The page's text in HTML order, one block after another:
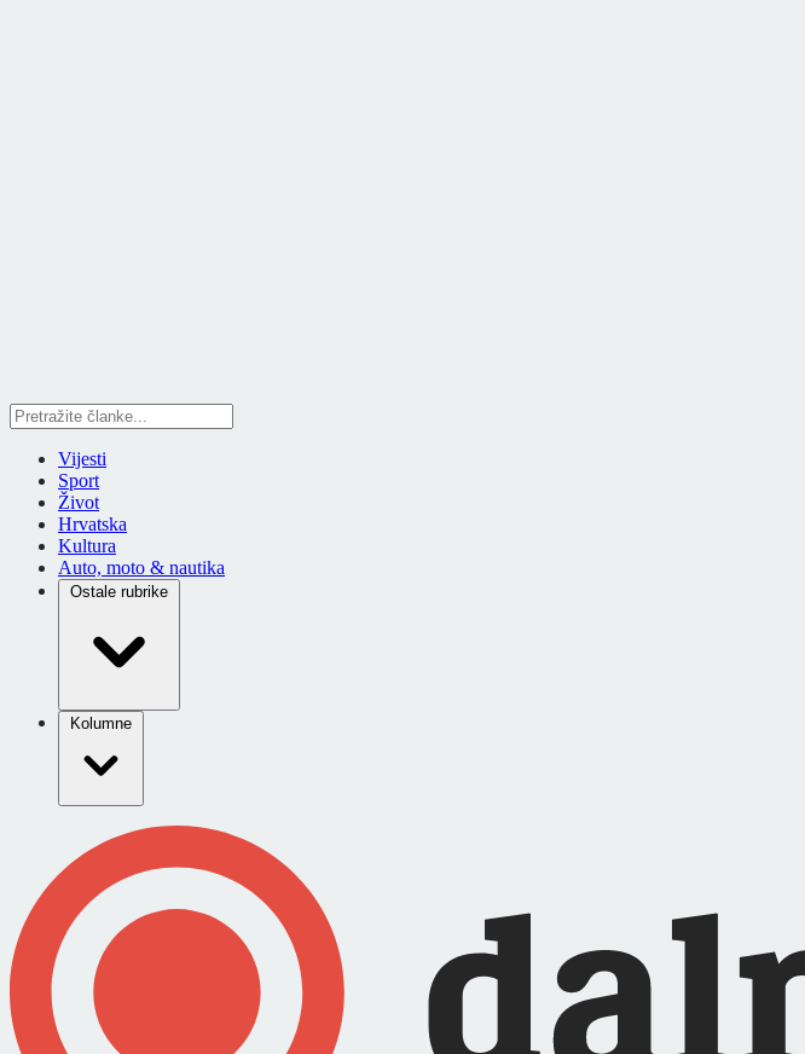
Vijesti
Sport
Život
Hrvatska
Kultura
Auto, moto & nautika
Ostale rubrike
Kolumne